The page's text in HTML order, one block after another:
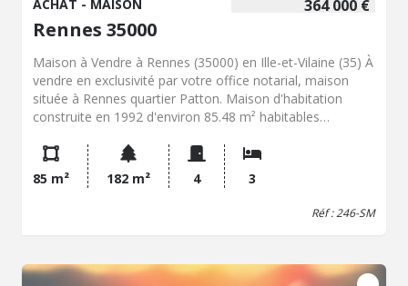
364 000 €
ACHAT - MAISON
Rennes 35000
Maison à Vendre à Rennes (35000) en Ille-et-Vilaine (35) À
vendre en exclusivité par votre office notarial, maison
située à Rennes quartier Patton. Maison d'habitation
construite en 1992 d'environ 85.48 m² habitables
Entrée avec placard, pièce de vie avec cheminée, une
cuisine aménagée et équipée, wc sous l'escalier, un
garage avec mezzanine. A L'ETAGE : dégagement avec
placard, trois chambres, bureau, salle de bains, wc. Un
rafraichissement à prévoir. La maison est située à
Rennes, commune de la métropole rennaise, avec un
85 m² 182 m² 4 3
Réf : 246-SM